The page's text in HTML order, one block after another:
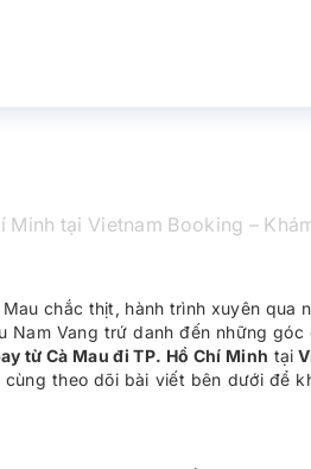
Minh tại Vietnam Booking –
chắc thịt, hành trình xuyên qua
Vang trứ danh đến những góc
từ Cà Mau đi TP. Hồ Chí Minh tại
theo dõi bài viết bên dưới để